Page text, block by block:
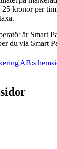
25 kronor per
är Smart
du via Smart
AB:s